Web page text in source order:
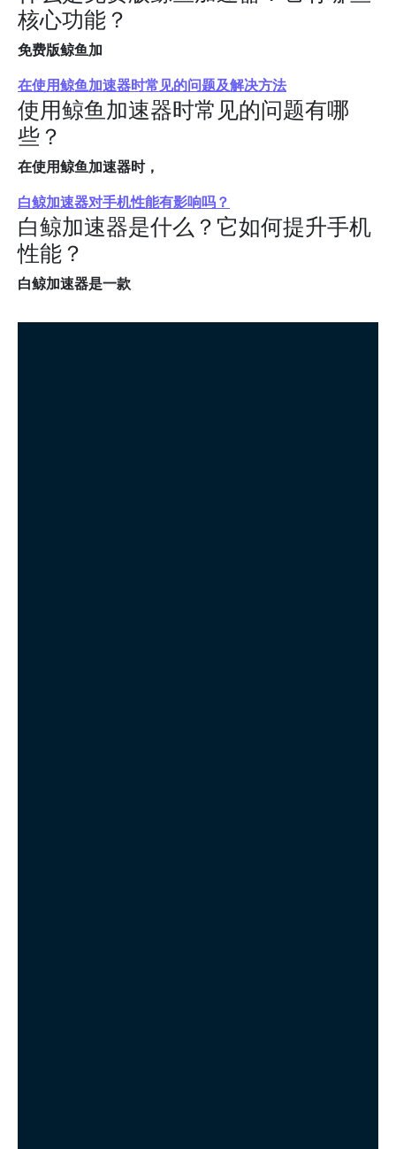
核心功能？
免费版鲸鱼加
在使用鲸鱼加速器时常见的问题及解决方法
使用鲸鱼加速器时常见的问题有哪
些？
在使用鲸鱼加速器时，
白鲸加速器对手机性能有影响吗？
白鲸加速器是什么？它如何提升手机
性能？
白鲸加速器是一款